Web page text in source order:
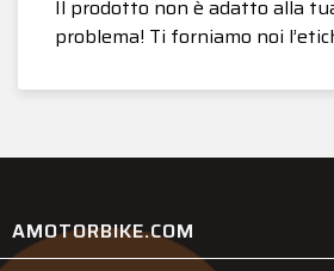
Il prodotto non è adatto alla
problema! Ti forniamo noi
AMOTORBIKE.COM